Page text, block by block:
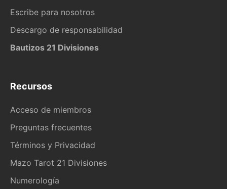
Escribe para nosotros
Descargo de responsabilidad
Bautizos 21 Divisiones
Recursos
Acceso de miembros
Preguntas frecuentes
Términos y Privacidad
Mazo Tarot 21 Divisiones
Numerología